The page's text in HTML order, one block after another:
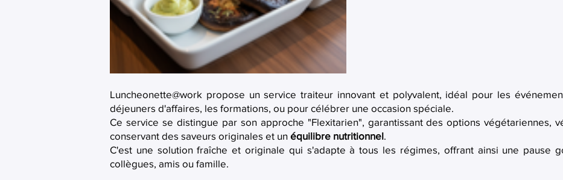
Luncheonette@work propose un service traiteur innovant et polyvalent, idéal pour les
déjeuners d'affaires, les formations, ou pour célébrer une occasion spéciale.
Ce service se distingue par son approche "Flexitarien", garantissant des options végétariennes,
conservant des saveurs originales et un équilibre nutritionnel.
C'est une solution fraîche et originale qui s'adapte à tous les régimes, offrant ainsi une pause
collègues, amis ou famille.